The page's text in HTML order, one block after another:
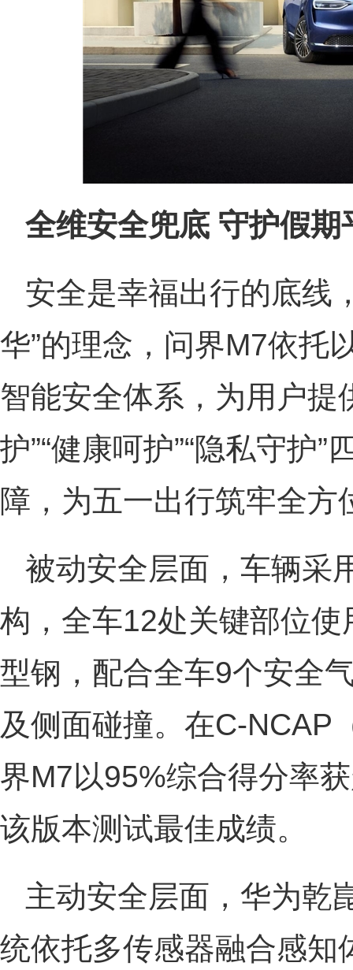
全维安全兜底 守护假期
安全是幸福出行的底线
华”的理念，问界M7依托
智能安全体系，为用户提
护”“健康呵护”“隐私守护
障，为五一出行筑牢全方
被动安全层面，车辆采
构，全车12处关键部位
型钢，配合全车9个安全
及侧面碰撞。在C-NCAP
界M7以95%综合得分率
该版本测试最佳成绩。
主动安全层面，华为乾
统依托多传感器融合感知